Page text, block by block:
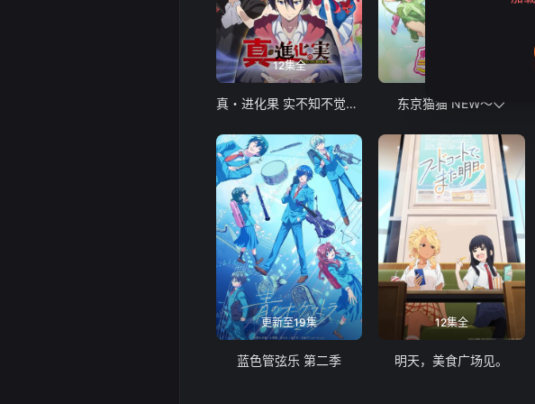
12集全
真・进化果 实不知不觉踏上胜利的人生 东京猫猫 NEW～♡
更新至19集
蓝色管弦乐 第二季
12集全
明天，美食广场见。